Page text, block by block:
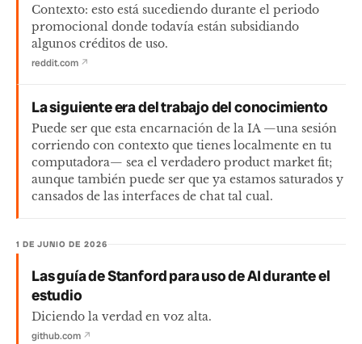
Contexto: esto está sucediendo durante el periodo
promocional donde todavía están subsidiando
algunos créditos de uso.
reddit.com ↗
La siguiente era del trabajo del conocimiento
Puede ser que esta encarnación de la IA —una sesión
corriendo con contexto que tienes localmente en tu
computadora— sea el verdadero product market fit;
aunque también puede ser que ya estamos saturados y
cansados de las interfaces de chat tal cual.
1 DE JUNIO DE 2026
Las guía de Stanford para uso de AI durante el
estudio
Diciendo la verdad en voz alta.
github.com ↗